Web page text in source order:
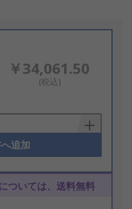
￥34,061.50
(税込)
追加
ついては、送料無料